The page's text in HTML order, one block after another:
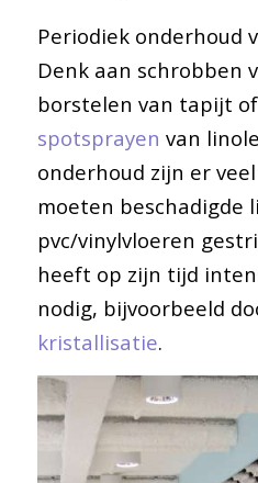
Periodiek onderhoud
Denk aan schrobben
borstelen van tapijt
spotsprayen van
onderhoud zijn er
moeten beschadigde
pvc/vinylvloeren
heeft op zijn tijd
nodig, bijvoorbeeld
kristallisatie.